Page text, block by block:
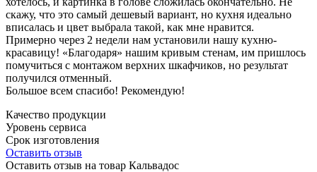
скажу, что это самый дешевый вариант, но кухня идеально
вписалась и цвет выбрала такой, как мне нравится.
Примерно через 2 недели нам установили нашу кухню-
красавицу! «Благодаря» нашим кривым стенам, им пришлось
помучиться с монтажом верхних шкафчиков, но результат
получился отменный.
Большое всем спасибо! Рекомендую!
Качество продукции
Уровень сервиса
Срок изготовления
Оставить отзыв
Оставить отзыв на товар Кальвадос